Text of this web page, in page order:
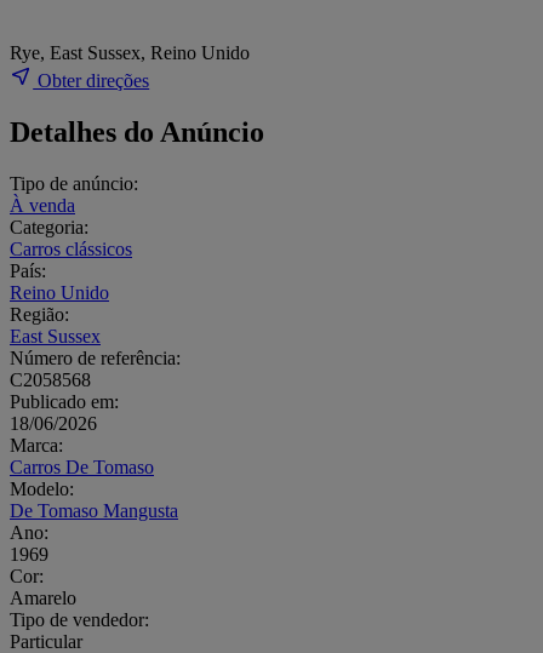
Rye, East Sussex, Reino Unido
Obter direções
Detalhes do Anúncio
Tipo de anúncio:
À venda
Categoria:
Carros clássicos
País:
Reino Unido
Região:
East Sussex
Número de referência:
C2058568
Publicado em:
18/06/2026
Marca:
Carros De Tomaso
Modelo:
De Tomaso Mangusta
Ano:
1969
Cor:
Amarelo
Tipo de vendedor:
Particular